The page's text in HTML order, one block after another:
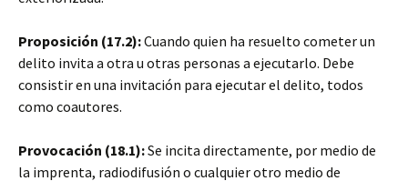
Proposición (17.2):Cuando quien ha resuelto cometer un
delito invita a otra u otras personas a ejecutarlo. Debe
consistir en una invitación para ejecutar el delito, todos
como coautores.
Provocación (18.1):Se incita directamente, por medio de
la imprenta, radiodifusión o cualquier otro medio de